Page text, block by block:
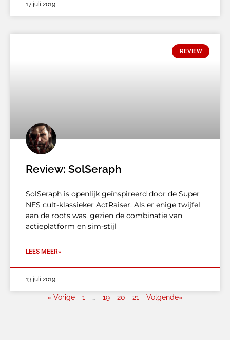
17 juli 2019
REVIEW
Review: SolSeraph
SolSeraph is openlijk geïnspireerd door de Super
NES cult-klassieker ActRaiser. Als er enige twijfel
aan de roots was, gezien de combinatie van
actieplatform en sim-stijl
LEES MEER»
13 juli 2019
« Vorige 1 … 19 20 21 Volgende»